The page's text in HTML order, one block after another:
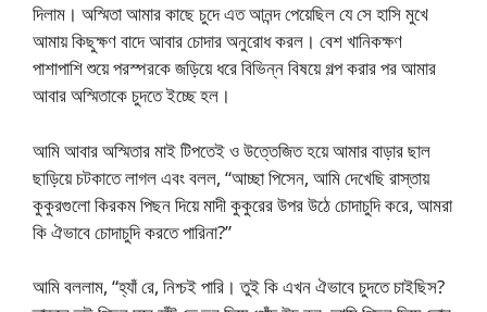
দিলাম। অস্মিতা আমার কাছে চুদে এত আনন্দ পেয়েছিল যে সে হাসি মুখে
আমায় কিছুক্ষণ বাদে আবার চোদার অনুরোধ করল। বেশ খানিকক্ষণ
পাশাপাশি শুয়ে পরস্পরকে জড়িয়ে ধরে বিভিন্ন বিষয়ে গল্প করার পর আমার
আবার অস্মিতাকে চুদতে ইচ্ছে হল।
আমি আবার অস্মিতার মাই টিপতেই ও উত্তেজিত হয়ে আমার বাড়ার ছাল
ছাড়িয়ে চটকাতে লাগল এবং বলল, “আচ্ছা পিসেন, আমি দেখেছি রাস্তায়
কুকুরগুলো কিরকম পিছন দিয়ে মাদী কুকুরের উপর উঠে চোদাচুদি করে, আমরা
কি ঐভাবে চোদাচুদি করতে পারিনা?”
আমি বললাম, “হ্যাঁ রে, নিশ্চই পারি। তুই কি এখন ঐভাবে চুদতে চাইছিস?